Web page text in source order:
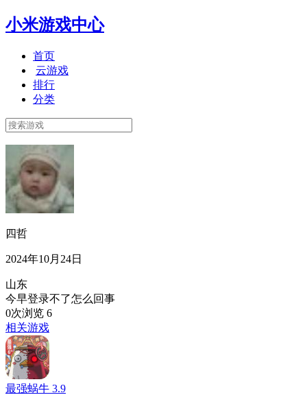
小米游戏中心
首页
云游戏
排行
分类
四哲
2024年10月24日
山东
今早登录不了怎么回事
0次浏览 6
相关游戏
最强蜗牛 3.9